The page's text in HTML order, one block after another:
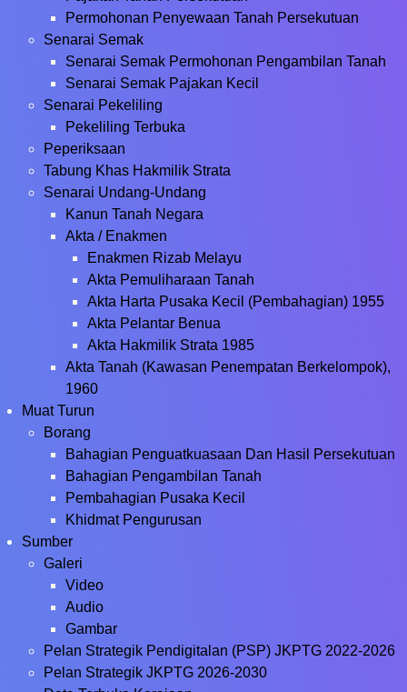
Permohonan Penyewaan Tanah Persekutuan
Senarai Semak
Senarai Semak Permohonan Pengambilan Tanah
Senarai Semak Pajakan Kecil
Senarai Pekeliling
Pekeliling Terbuka
Peperiksaan
Tabung Khas Hakmilik Strata
Senarai Undang-Undang
Kanun Tanah Negara
Akta / Enakmen
Enakmen Rizab Melayu
Akta Pemuliharaan Tanah
Akta Harta Pusaka Kecil (Pembahagian) 1955
Akta Pelantar Benua
Akta Hakmilik Strata 1985
Akta Tanah (Kawasan Penempatan Berkelompok),
1960
Muat Turun
Borang
Bahagian Penguatkuasaan Dan Hasil Persekutuan
Bahagian Pengambilan Tanah
Pembahagian Pusaka Kecil
Khidmat Pengurusan
Sumber
Galeri
Video
Audio
Gambar
Pelan Strategik Pendigitalan (PSP) JKPTG 2022-2026
Pelan Strategik JKPTG 2026-2030